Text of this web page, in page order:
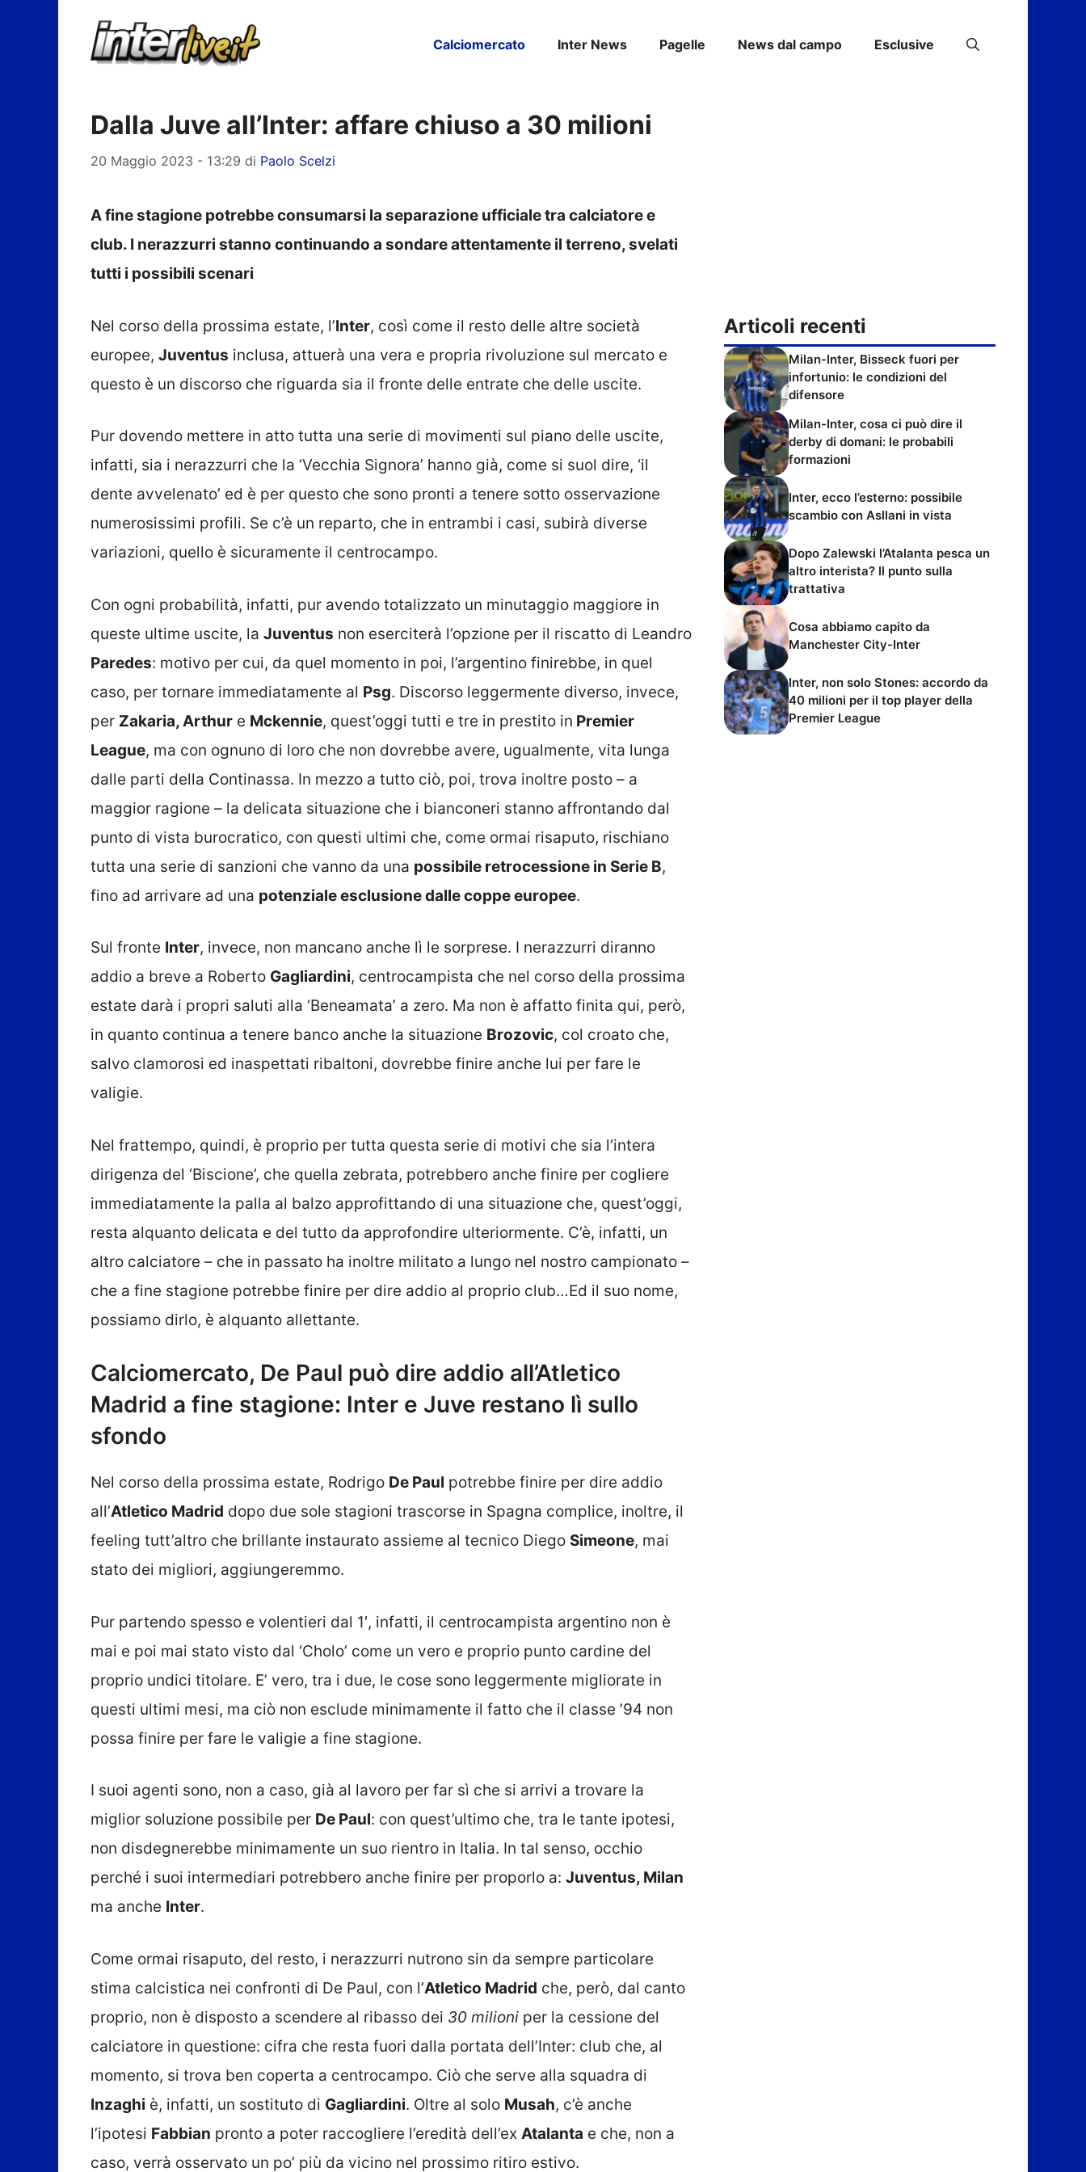
Calciomercato Inter News Pagelle News dal campo Esclusive
Dalla Juve all’Inter: affare chiuso a 30 milioni
20 Maggio 2023 - 13:29 di Paolo Scelzi
A fine stagione potrebbe consumarsi la separazione ufficiale tra calciatore e
club. I nerazzurri stanno continuando a sondare attentamente il terreno, svelati
tutti i possibili scenari
Nel corso della prossima estate, l’Inter, così come il resto delle altre società
europee, Juventus inclusa, attuerà una vera e propria rivoluzione sul mercato e
questo è un discorso che riguarda sia il fronte delle entrate che delle uscite.
Pur dovendo mettere in atto tutta una serie di movimenti sul piano delle uscite,
infatti, sia i nerazzurri che la ‘Vecchia Signora’ hanno già, come si suol dire, ‘il
dente avvelenato’ ed è per questo che sono pronti a tenere sotto osservazione
numerosissimi profili. Se c’è un reparto, che in entrambi i casi, subirà diverse
variazioni, quello è sicuramente il centrocampo.
Con ogni probabilità, infatti, pur avendo totalizzato un minutaggio maggiore in
queste ultime uscite, la Juventus non eserciterà l’opzione per il riscatto di Leandro
Paredes: motivo per cui, da quel momento in poi, l’argentino finirebbe, in quel
caso, per tornare immediatamente al Psg. Discorso leggermente diverso, invece,
per Zakaria, Arthur e Mckennie, quest’oggi tutti e tre in prestito in Premier
League, ma con ognuno di loro che non dovrebbe avere, ugualmente, vita lunga
dalle parti della Continassa. In mezzo a tutto ciò, poi, trova inoltre posto – a
maggior ragione – la delicata situazione che i bianconeri stanno affrontando dal
punto di vista burocratico, con questi ultimi che, come ormai risaputo, rischiano
tutta una serie di sanzioni che vanno da una possibile retrocessione in Serie B,
fino ad arrivare ad una potenziale esclusione dalle coppe europee.
Sul fronte Inter, invece, non mancano anche lì le sorprese. I nerazzurri diranno
addio a breve a Roberto Gagliardini, centrocampista che nel corso della prossima
estate darà i propri saluti alla ‘Beneamata’ a zero. Ma non è affatto finita qui, però,
in quanto continua a tenere banco anche la situazione Brozovic, col croato che,
salvo clamorosi ed inaspettati ribaltoni, dovrebbe finire anche lui per fare le
valigie.
Nel frattempo, quindi, è proprio per tutta questa serie di motivi che sia l’intera
dirigenza del ‘Biscione’, che quella zebrata, potrebbero anche finire per cogliere
immediatamente la palla al balzo approfittando di una situazione che, quest’oggi,
resta alquanto delicata e del tutto da approfondire ulteriormente. C’è, infatti, un
altro calciatore – che in passato ha inoltre militato a lungo nel nostro campionato –
che a fine stagione potrebbe finire per dire addio al proprio club…Ed il suo nome,
possiamo dirlo, è alquanto allettante.
Calciomercato, De Paul può dire addio all’Atletico
Madrid a fine stagione: Inter e Juve restano lì sullo
sfondo
Nel corso della prossima estate, Rodrigo De Paul potrebbe finire per dire addio
all’Atletico Madrid dopo due sole stagioni trascorse in Spagna complice, inoltre, il
feeling tutt’altro che brillante instaurato assieme al tecnico Diego Simeone, mai
stato dei migliori, aggiungeremmo.
Pur partendo spesso e volentieri dal 1′, infatti, il centrocampista argentino non è
mai e poi mai stato visto dal ‘Cholo’ come un vero e proprio punto cardine del
proprio undici titolare. E’ vero, tra i due, le cose sono leggermente migliorate in
questi ultimi mesi, ma ciò non esclude minimamente il fatto che il classe ’94 non
possa finire per fare le valigie a fine stagione.
I suoi agenti sono, non a caso, già al lavoro per far sì che si arrivi a trovare la
miglior soluzione possibile per De Paul: con quest’ultimo che, tra le tante ipotesi,
non disdegnerebbe minimamente un suo rientro in Italia. In tal senso, occhio
perché i suoi intermediari potrebbero anche finire per proporlo a: Juventus, Milan
ma anche Inter.
Come ormai risaputo, del resto, i nerazzurri nutrono sin da sempre particolare
stima calcistica nei confronti di De Paul, con l’Atletico Madrid che, però, dal canto
proprio, non è disposto a scendere al ribasso dei 30 milioni per la cessione del
calciatore in questione: cifra che resta fuori dalla portata dell’Inter: club che, al
momento, si trova ben coperta a centrocampo. Ciò che serve alla squadra di
Inzaghi è, infatti, un sostituto di Gagliardini. Oltre al solo Musah, c’è anche
l’ipotesi Fabbian pronto a poter raccogliere l’eredità dell’ex Atalanta e che, non a
caso, verrà osservato un po’ più da vicino nel prossimo ritiro estivo.
Articoli recenti
Milan-Inter, Bisseck fuori per
infortunio: le condizioni del
difensore
Milan-Inter, cosa ci può dire il
derby di domani: le probabili
formazioni
Inter, ecco l’esterno: possibile
scambio con Asllani in vista
Dopo Zalewski l’Atalanta pesca un
altro interista? Il punto sulla
trattativa
Cosa abbiamo capito da
Manchester City-Inter
Inter, non solo Stones: accordo da
40 milioni per il top player della
Premier League